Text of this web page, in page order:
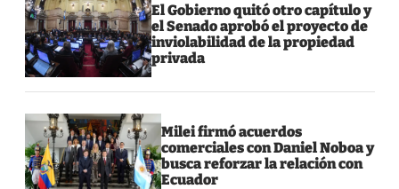
El Gobierno quitó otro capítulo y
el Senado aprobó el proyecto de
inviolabilidad de la propiedad
privada
Milei firmó acuerdos
comerciales con Daniel Noboa y
busca reforzar la relación con
Ecuador